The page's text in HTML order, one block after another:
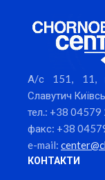
А/с 151, 11,
Славутич
тел.: +38 04579
факс: +38
e-mail:
КОНТАКТИ